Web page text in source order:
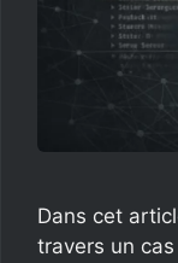
Dans cet
travers un cas